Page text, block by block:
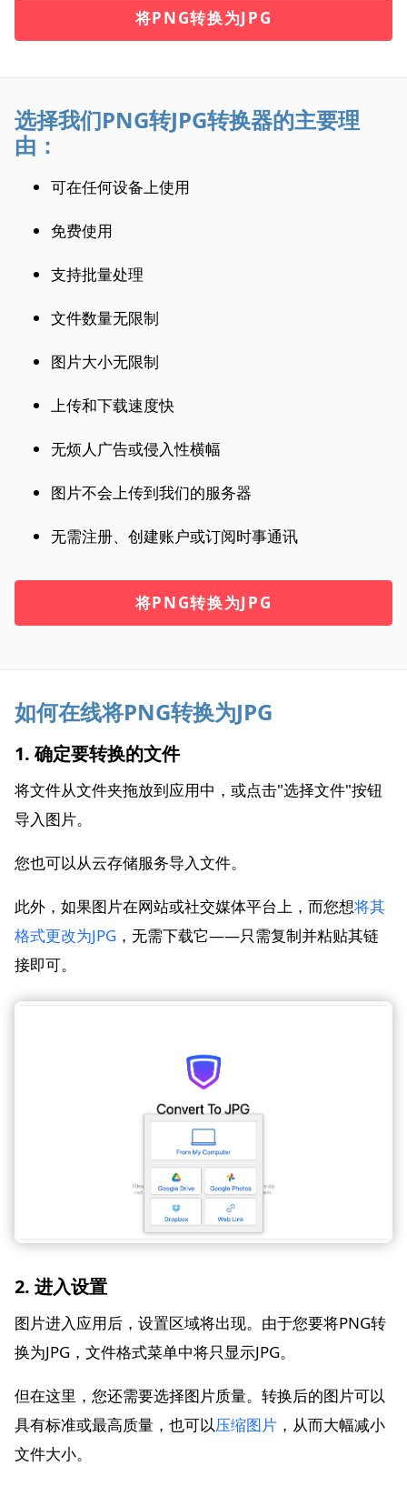
将PNG转换为JPG
选择我们PNG转JPG转换器的主要理
由：
可在任何设备上使用
免费使用
支持批量处理
文件数量无限制
图片大小无限制
上传和下载速度快
无烦人广告或侵入性横幅
图片不会上传到我们的服务器
无需注册、创建账户或订阅时事通讯
将PNG转换为JPG
如何在线将PNG转换为JPG
1. 确定要转换的文件
将文件从文件夹拖放到应用中，或点击"选择文件"按钮
导入图片。
您也可以从云存储服务导入文件。
此外，如果图片在网站或社交媒体平台上，而您想将其
格式更改为JPG ，无需下载它——只需复制并粘贴其链
接即可。
2. 进入设置
图片进入应用后，设置区域将出现。由于您要将PNG转
换为JPG，文件格式菜单中将只显示JPG。
但在这里，您还需要选择图片质量。转换后的图片可以
具有标准或最高质量，也可以压缩图片 ，从而大幅减小
文件大小。